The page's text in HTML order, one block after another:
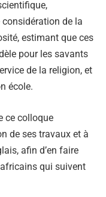
considération de la
estimant que ces
pour les savants
de la religion, et
école.
ce colloque
de ses travaux et à
afin d’en faire
qui suivent